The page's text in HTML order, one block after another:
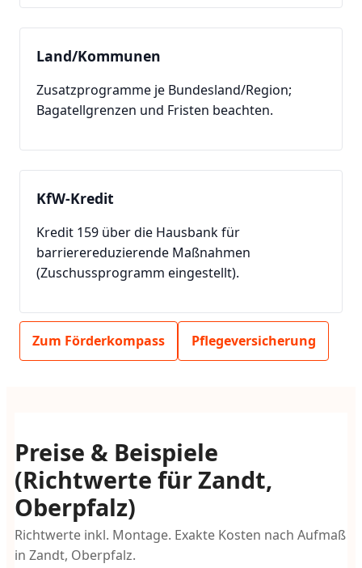
Land/Kommunen
Zusatzprogramme je Bundesland/Region;
Bagatellgrenzen und Fristen beachten.
KfW-Kredit
Kredit 159 über die Hausbank für
barrierereduzierende Maßnahmen
(Zuschussprogramm eingestellt).
Zum Förderkompass Pflegeversicherung
Preise & Beispiele
(Richtwerte für Zandt,
Oberpfalz)
Richtwerte inkl. Montage. Exakte Kosten nach Aufmaß
in Zandt, Oberpfalz.